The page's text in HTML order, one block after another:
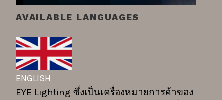
AVAILABLE LANGUAGES
ENGLISH
EYE Lighting ซึ่งเป็นเครื่องหมายการค้าของ